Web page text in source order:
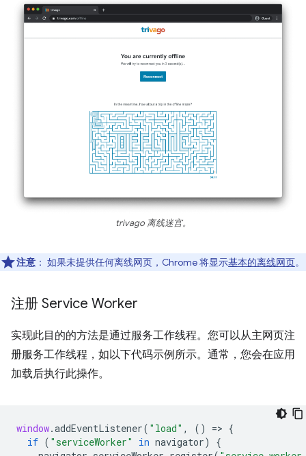
trivago 离线迷宫。
注意 ： 如果未提供任何离线网页，Chrome 将显示基本的离线网页。
注册 Service Worker
实现此目的的方法是通过服务工作线程。您可以从主网页注
册服务工作线程，如以下代码示例所示。通常，您会在应用
加载后执行此操作。
window.addEventListener( "load" , () => {
if ( "serviceWorker" in navigator)
{